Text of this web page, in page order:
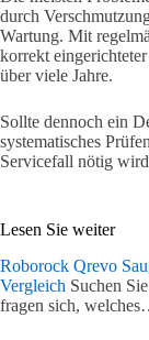
durch
Wartung. Mit
korrekt
über viele Jahre.
Sollte dennoch ein
systematisches
Servicefall nötig
Lesen Sie weiter
Roborock Qrevo
Vergleich Suchen
fragen sich,